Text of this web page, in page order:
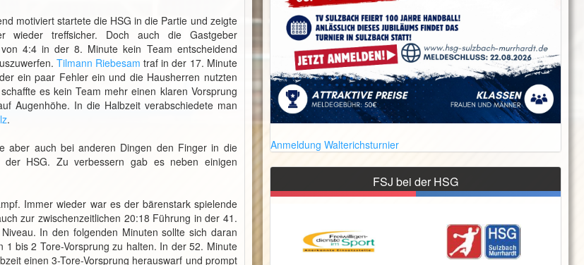
motiviert startete die HSG in die Partie und zeigte
wieder treffsicher. Doch auch die Gastgeber
4:4 in der 8. Minute kein Team entscheidend
Tilmann Riebesam traf in der 17. Minute
ein paar Fehler ein und die Hausherren nutzten
es kein Team mehr einen klaren Vorsprung
Augenhöhe. In die Halbzeit verabschiedete man
.
aber auch bei anderen Dingen den Finger in die
HSG. Zu verbessern gab es neben einigen
Immer wieder war es der bärenstark spielende
zur zwischenzeitlichen 20:18 Führung in der 41.
In den folgenden Minuten sollte sich daran
bis 2 Tore-Vorsprung zu halten. In der 52. Minute
einen 3-Tore-Vorsprung herauswarf und prompt
Anmeldung Walterichsturnier
FSJ bei der HSG